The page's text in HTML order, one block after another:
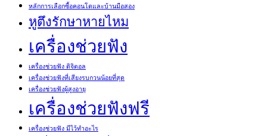
หลักการเลือกซื้อคอนโดและบ้านมือสอง
หูตึงรักษาหายไหม
เครื่องช่วยฟัง
เครื่องช่วยฟัง ดิจิตอล
เครื่องช่วยฟังที่เสียงรบกวนน้อยที่สุด
เครื่องช่วยฟังผู้สูงอายุ
เครื่องช่วยฟังฟรี
เครื่องช่วยฟัง มีไว้ทำอะไร